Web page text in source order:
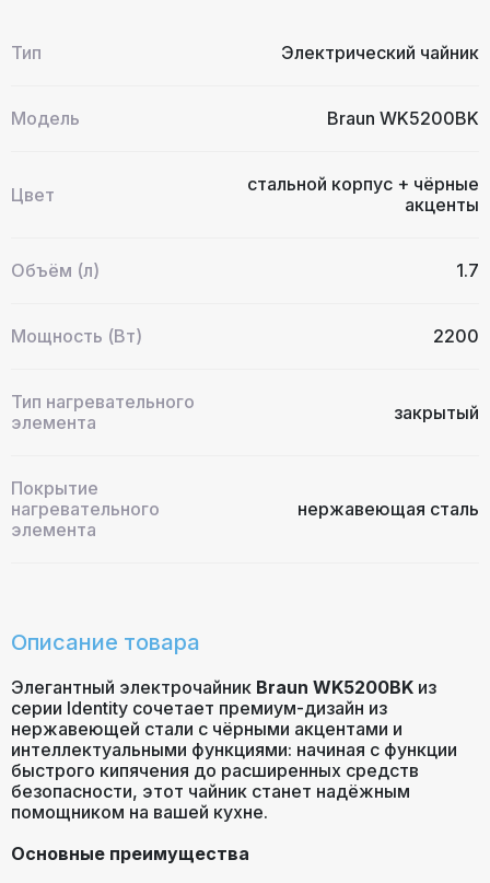
Тип Электрический чайник
Модель Braun WK5200BK
Цвет
стальной корпус + чёрные
акценты
Объём (л) 1.7
Мощность (Вт) 2200
Тип нагревательного
элемента
закрытый
Покрытие
нагревательного
элемента
нержавеющая сталь
Описание товара
Элегантный электрочайник Braun WK5200BK из
серии Identity сочетает премиум-дизайн из
нержавеющей стали с чёрными акцентами и
интеллектуальными функциями: начиная с функции
быстрого кипячения до расширенных средств
безопасности, этот чайник станет надёжным
помощником на вашей кухне.
Основные преимущества